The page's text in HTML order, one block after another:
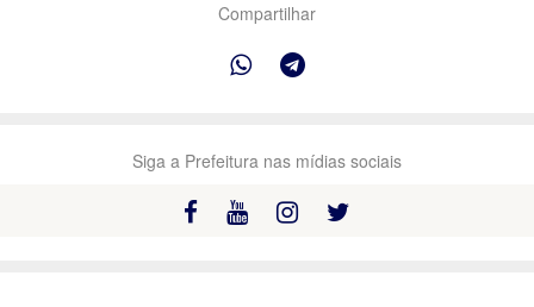
Compartilhar
Siga a Prefeitura nas mídias sociais